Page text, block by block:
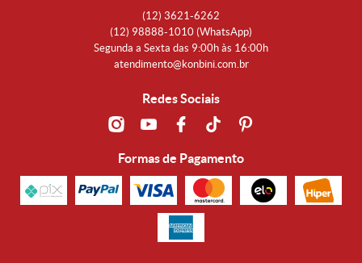
(12) 3621-6262
(12) 98888-1010 (WhatsApp)
Segunda a Sexta das 9:00h às 16:00h
atendimento@konbini.com.br
Redes Sociais
Formas de Pagamento